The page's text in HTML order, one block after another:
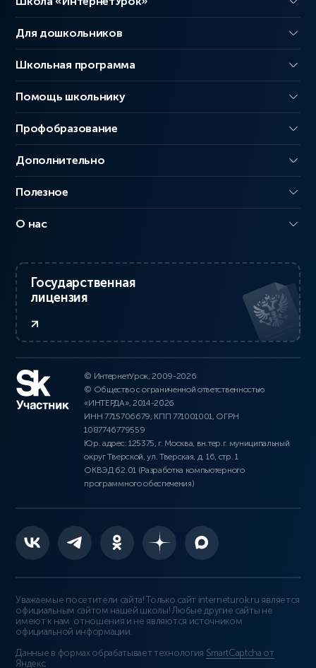
Для дошкольников
Школьная программа
Помощь школьнику
Профобразование
Дополнительно
Полезное
О нас
Государственная
лицензия
© ИнтернетУрок, 2009-2026
© Общество с ограниченной ответственностью
«ИНТЕРДА», 2014-2026
ИНН 7715706679, КПП 771001001, ОГРН
1087746779559
Юр. адрес: 125375, г. Москва, вн.тер.г. муниципальный
округ Тверской, ул. Тверская, д. 16, стр. 1
ОКВЭД 62.01 (Разработка компьютерного
программного обеспечения)
Уважаемые посетители сайта! Только сайт interneturok.ru является
официальным сайтом нашей школы! Любые другие сайты не
имеют к нам отношения и не являются источником
официальной информации.
Данные в формах обрабатывает технология SmartCaptcha от
Яндекс